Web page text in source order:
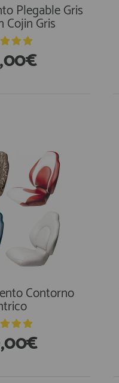
Plegable Gris
Cojin Gris
Contorno